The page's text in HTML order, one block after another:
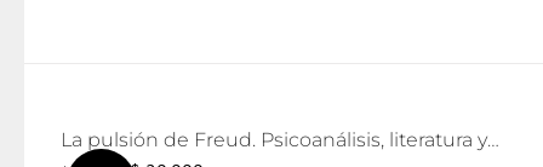
La pulsión de Freud. Psicoanálisis, literatura y cine